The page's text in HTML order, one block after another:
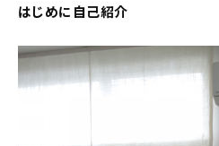
はじめに自己紹介